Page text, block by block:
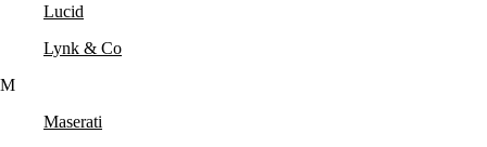
Lucid
Lynk & Co
M
Maserati